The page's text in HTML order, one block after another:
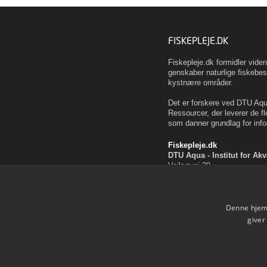
FISKEPLEJE.DK
Fiskepleje.dk formidler
genskaber naturlige
kystnære områder.
Det er forskere ved DTU
Ressourcer, der leverer de
som danner grundlag for
Fiskepleje.dk
DTU Aqua - Institut for
Vejlsøvej 39
Brug af personoplysninger
Denne
giver